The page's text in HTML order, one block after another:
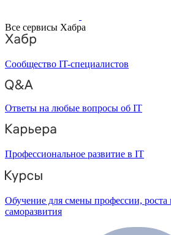
Все сервисы Хабра
Сообщество IT-специалистов
Ответы на любые вопросы об IT
Профессиональное развитие в IT
Обучение для смены профессии, роста
саморазвития